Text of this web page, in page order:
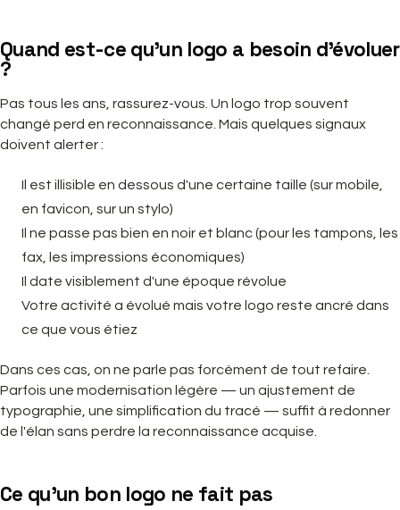
Quand est-ce qu'un logo a besoin d'évoluer
?
Pas tous les ans, rassurez-vous. Un logo trop souvent
changé perd en reconnaissance. Mais quelques signaux
doivent alerter :
Il est illisible en dessous d'une certaine taille (sur mobile,
en favicon, sur un stylo)
Il ne passe pas bien en noir et blanc (pour les tampons, les
fax, les impressions économiques)
Il date visiblement d'une époque révolue
Votre activité a évolué mais votre logo reste ancré dans
ce que vous étiez
Dans ces cas, on ne parle pas forcément de tout refaire.
Parfois une modernisation légère — un ajustement de
typographie, une simplification du tracé — suffit à redonner
de l'élan sans perdre la reconnaissance acquise.
Ce qu'un bon logo ne fait pas